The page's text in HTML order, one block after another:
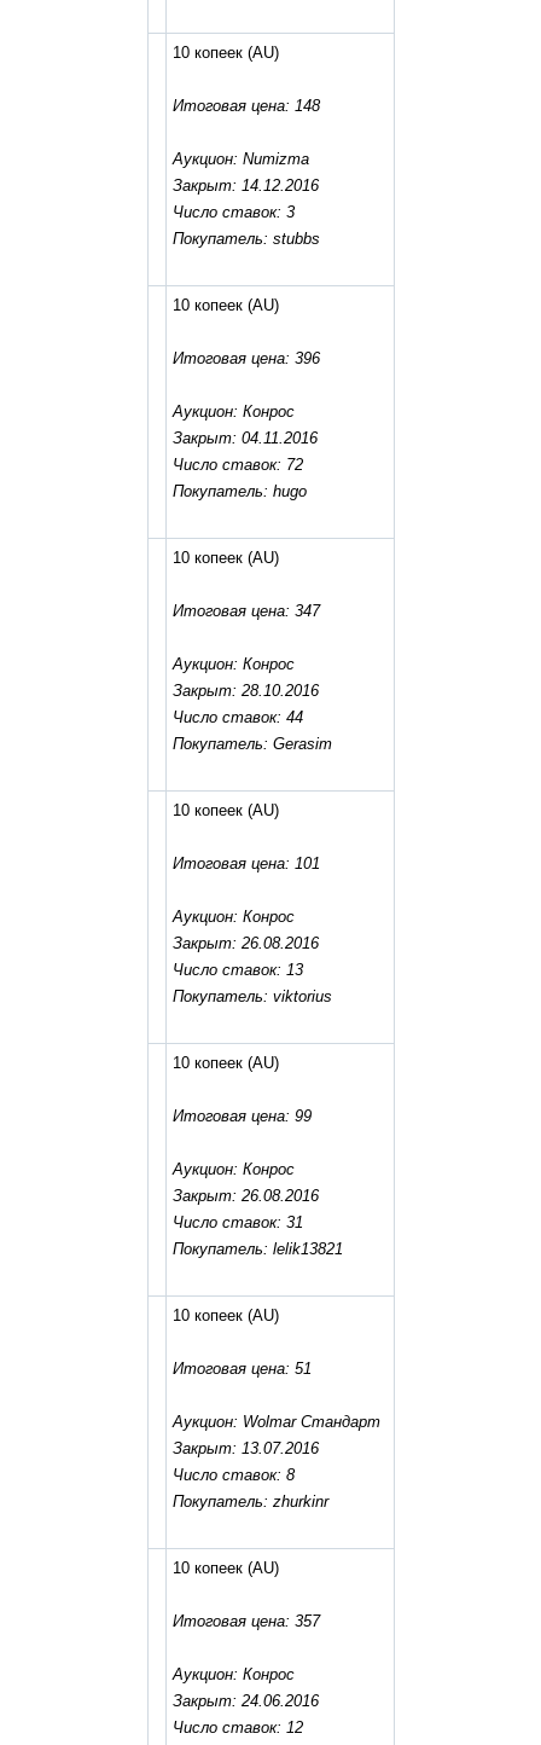
10 копеек(AU)
Итоговая цена: 148
Аукцион: Numizma
Закрыт: 14.12.2016
Число ставок: 3
Покупатель: stubbs
10 копеек (AU)
Итоговая цена: 396
Аукцион: Конрос
Закрыт: 04.11.2016
Число ставок: 72
Покупатель: hugo
10 копеек (AU)
Итоговая цена: 347
Аукцион: Конрос
Закрыт: 28.10.2016
Число ставок: 44
Покупатель: Gerasim
10 копеек (AU)
Итоговая цена: 101
Аукцион: Конрос
Закрыт: 26.08.2016
Число ставок: 13
Покупатель: viktorius
10 копеек (AU)
Итоговая цена: 99
Аукцион: Конрос
Закрыт: 26.08.2016
Число ставок: 31
Покупатель: lelik13821
10 копеек(AU)
Итоговая цена: 51
Аукцион: Wolmar Стандарт
Закрыт: 13.07.2016
Число ставок: 8
Покупатель: zhurkinr
10 копеек (AU)
Итоговая цена: 357
Аукцион: Конрос
Закрыт: 24.06.2016
Число ставок: 12